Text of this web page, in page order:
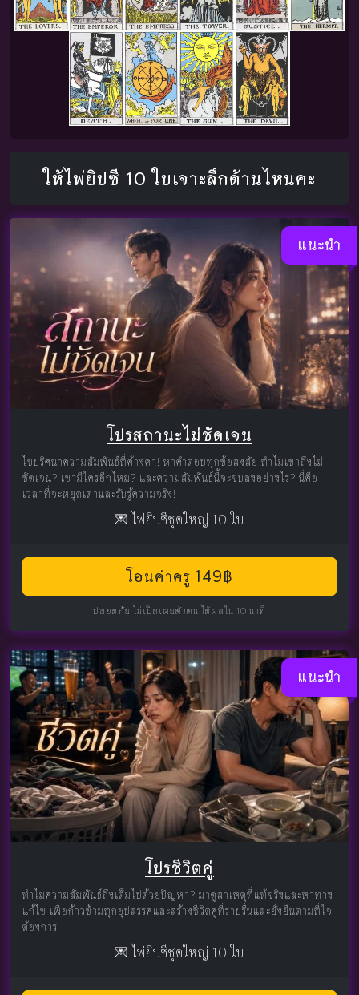
ให้ไพ่ยิปซี 10 ใบเจาะลึกด้านไหนคะ
แนะนำ
โปรสถานะไม่ชัดเจน
ไขปริศนาความสัมพันธ์ที่ค้างคา! หาคำตอบทุกข้อสงสัย ทำไมเขาถึงไม่
ชัดเจน? เขามีใครอีกไหม? และความสัมพันธ์นี้จะจบลงอย่างไร? นี่คือ
เวลาที่จะหยุดเดาและรับรู้ความจริง!
💌 ไพ่ยิปซีชุดใหญ่ 10 ใบ
โอนค่าครู 149฿
ปลอดภัย ไม่เปิดเผยตัวตน ได้ผลใน 10 นาที
แนะนำ
โปรชีวิตคู่
ทำไมความสัมพันธ์ถึงเต็มไปด้วยปัญหา? มาดูสาเหตุที่แท้จริงและหาทาง
แก้ไข เพื่อก้าวข้ามทุกอุปสรรคและสร้างชีวิตคู่ที่ราบรื่นและยั่งยืนตามที่ใจ
ต้องการ
💌 ไพ่ยิปซีชุดใหญ่ 10 ใบ